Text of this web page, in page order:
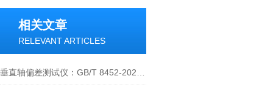
相关文章
RELEVANT ARTICLES